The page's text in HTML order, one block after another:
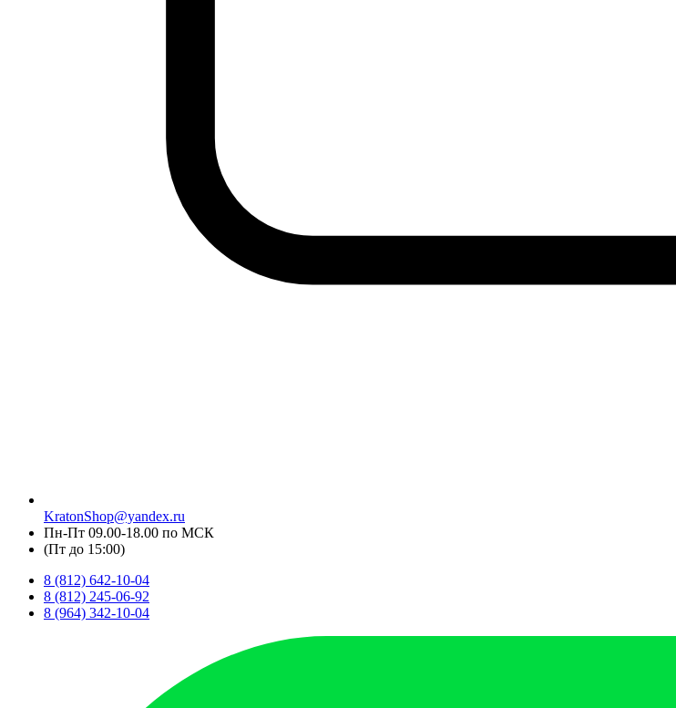
KratonShop@yandex.ru
Пн-Пт 09.00-18.00 по МСК
(Пт до 15:00)
8 (812) 642-10-04
8 (812) 245-06-92
8 (964) 342-10-04